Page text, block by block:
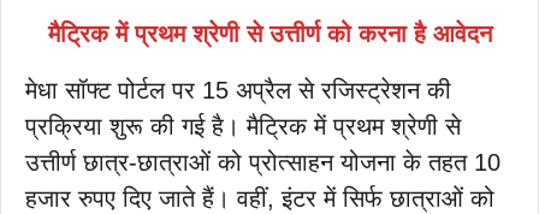
मैट्रिक में प्रथम श्रेणी से उत्तीर्ण को करना है आवेदन
मेधा सॉफ्ट पोर्टल पर 15 अप्रैल से रजिस्ट्रेशन की
प्रक्रिया शुरू की गई है। मैट्रिक में प्रथम श्रेणी से
उत्तीर्ण छात्र-छात्राओं को प्रोत्साहन योजना के तहत 10
हजार रुपए दिए जाते हैं। वहीं, इंटर में सिर्फ छात्राओं को